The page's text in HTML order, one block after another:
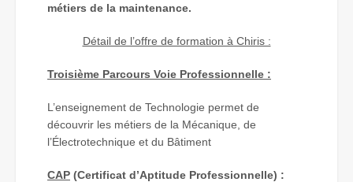
métiers de la maintenance.
Détail de l’offre de formation à Chiris :
Troisième Parcours Voie Professionnelle :
L’enseignement de Technologie permet de
découvrir les métiers de la Mécanique, de
l’Électrotechnique et du Bâtiment
CAP (Certificat d’Aptitude Professionnelle) :